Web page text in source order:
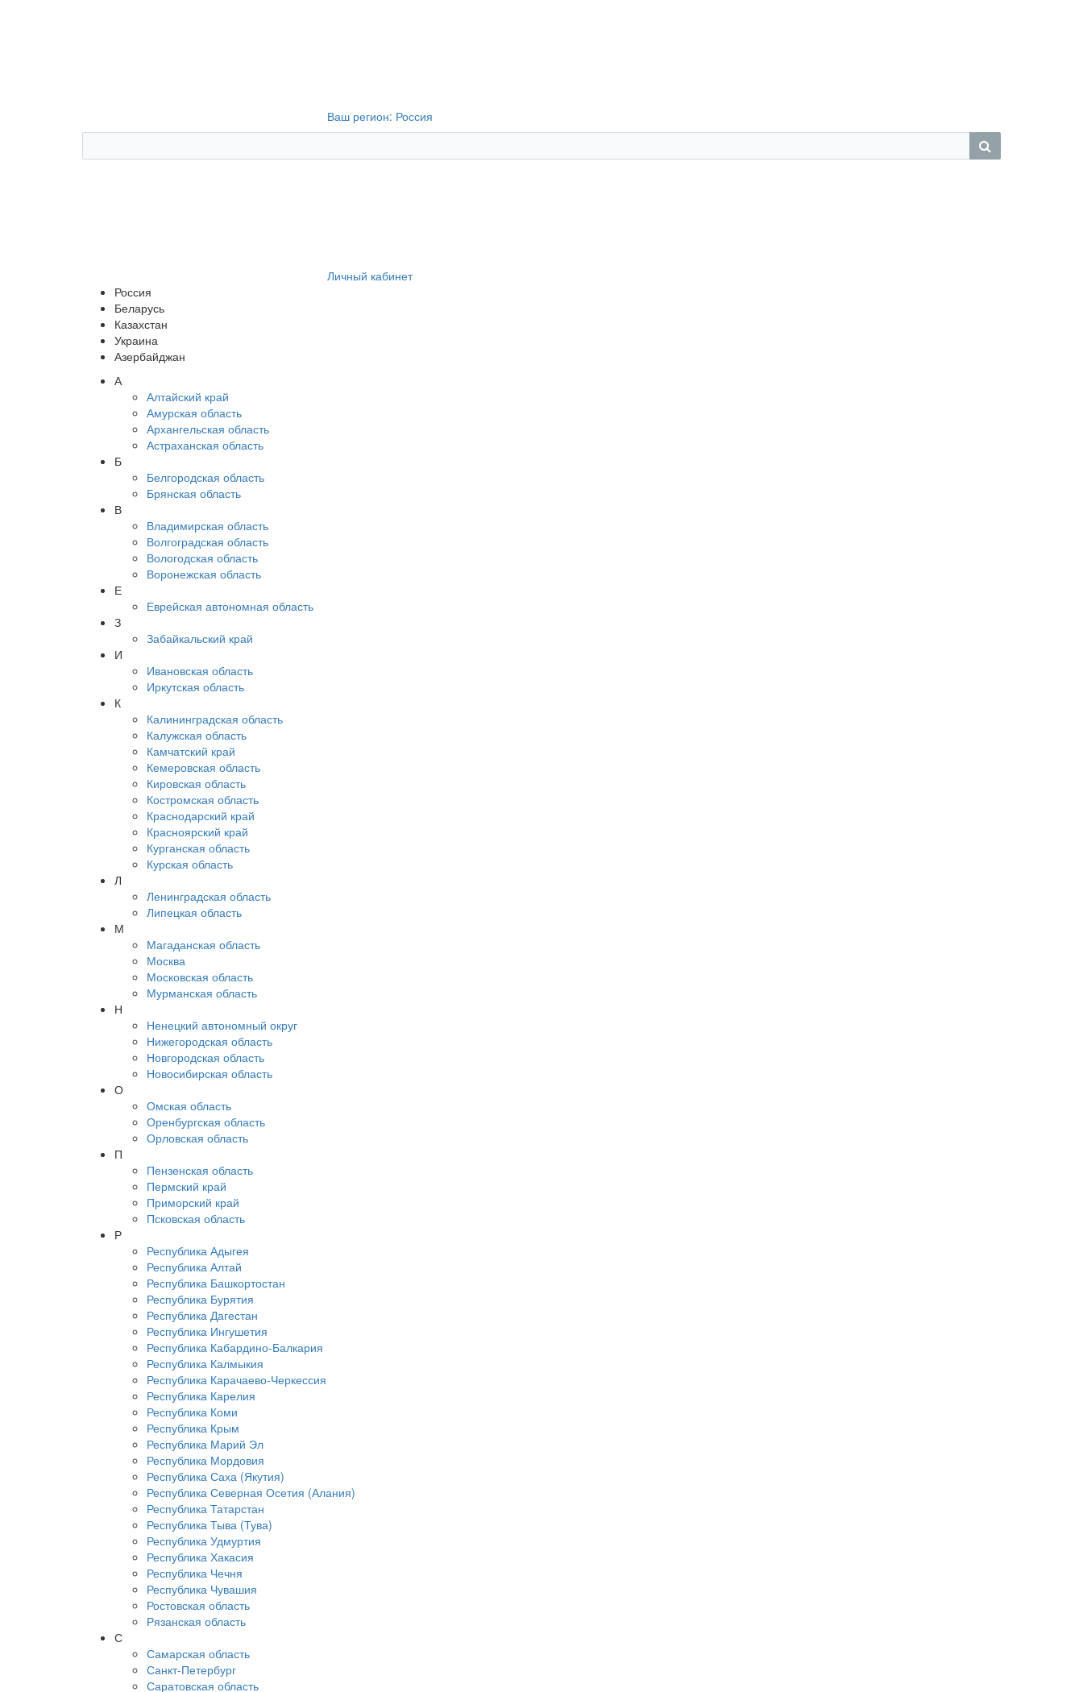
Ваш регион: Россия
Личный кабинет
Россия
Беларусь
Казахстан
Украина
Азербайджан
А
Алтайский край
Амурская область
Архангельская область
Астраханская область
Б
Белгородская область
Брянская область
В
Владимирская область
Волгоградская область
Вологодская область
Воронежская область
Е
Еврейская автономная область
З
Забайкальский край
И
Ивановская область
Иркутская область
К
Калининградская область
Калужская область
Камчатский край
Кемеровская область
Кировская область
Костромская область
Краснодарский край
Красноярский край
Курганская область
Курская область
Л
Ленинградская область
Липецкая область
М
Магаданская область
Москва
Московская область
Мурманская область
Н
Ненецкий автономный округ
Нижегородская область
Новгородская область
Новосибирская область
О
Омская область
Оренбургская область
Орловская область
П
Пензенская область
Пермский край
Приморский край
Псковская область
Р
Республика Адыгея
Республика Алтай
Республика Башкортостан
Республика Бурятия
Республика Дагестан
Республика Ингушетия
Республика Кабардино-Балкария
Республика Калмыкия
Республика Карачаево-Черкессия
Республика Карелия
Республика Коми
Республика Крым
Республика Марий Эл
Республика Мордовия
Республика Саха (Якутия)
Республика Северная Осетия (Алания)
Республика Татарстан
Республика Тыва (Тува)
Республика Удмуртия
Республика Хакасия
Республика Чечня
Республика Чувашия
Ростовская область
Рязанская область
С
Самарская область
Санкт-Петербург
Саратовская область